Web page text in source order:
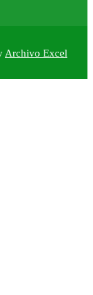
Archivo Excel